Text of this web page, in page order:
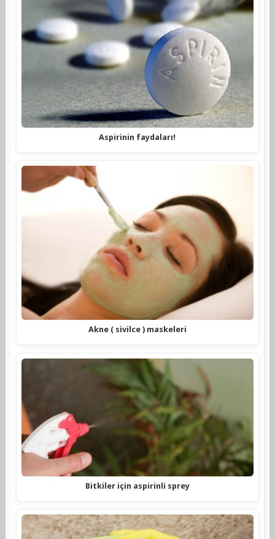
Aspirinin faydaları!
Akne ( sivilce ) maskeleri
Bitkiler için aspirinli sprey